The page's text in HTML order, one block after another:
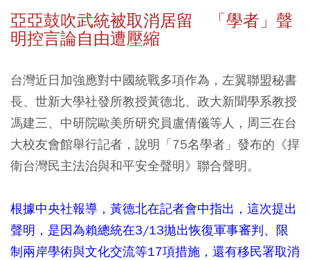
亞亞鼓吹武統被取消居留 「學者」聲
明控言論自由遭壓縮
台灣近日加強應對中國統戰多項作為，左翼聯盟秘書
長、世新大學社發所教授黃德北、政大新聞學系教授
馮建三、中研院歐美所研究員盧倩儀等人，周三在台
大校友會館舉行記者，說明「75名學者」發布的《捍
衛台灣民主法治與和平安全聲明》聯合聲明。
根據中央社報導 ，黃德北在記者會中指出，這次提出
聲明，是因為賴總統在3/13拋出恢復軍事審判、限
制兩岸學術與文化交流等17項措施，還有移民署取消